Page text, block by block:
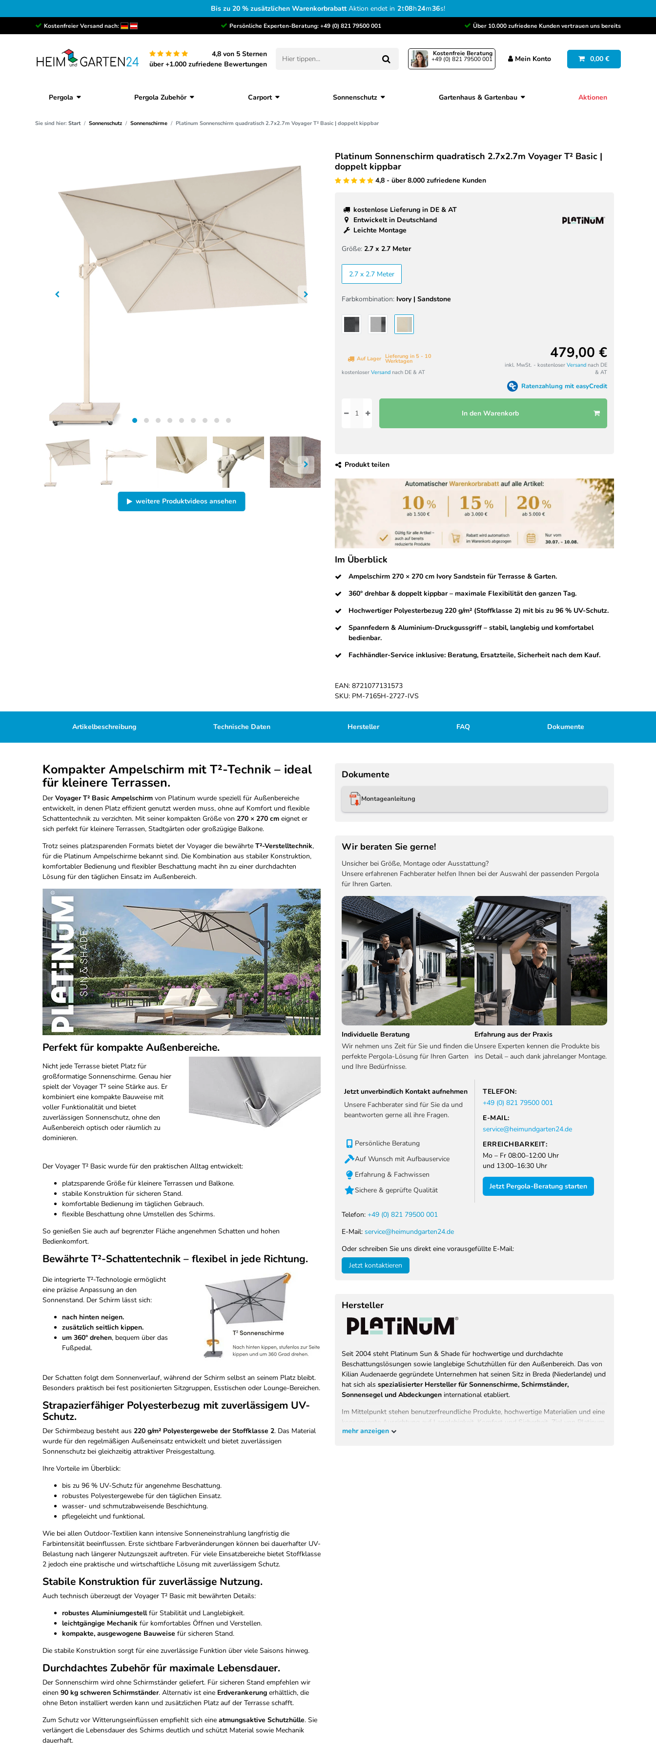
Bis zu 20 % zusätzlichen WarenkorbrabattAktion endet in 2t08h24m35s!
Kostenfreier Versand nach: Persönliche Experten-Beratung:+49 (0) 821 79500 001 Über 10.000 zufriedene Kunden vertrauen uns bereits
4,8 von 5 Sternen
über +1.000 zufriedene Bewertungen
Kostenfreie Beratung
+49 (0) 821 79500 001 Mein Konto 0,00 €
Pergola Pergola Zubehör Carport Sonnenschutz Gartenhaus & Gartenbau Aktionen
Sie sind hier: Start Sonnenschutz Sonnenschirme Platinum Sonnenschirm quadratisch 2.7x2.7m Voyager T² Basic | doppelt kippbar
weitere Produktvideos ansehen
Platinum Sonnenschirm quadratisch 2.7x2.7m Voyager T² Basic |
doppelt kippbar
4,8 - über 8.000 zufriedene Kunden
kostenlose Lieferung in DE & AT
Entwickelt in Deutschland
Leichte Montage
Größe: 2.7 x 2.7 Meter
2.7 x 2.7 Meter
Farbkombination: Ivory | Sandstone
Lieferung in 5 - 10
Werktagen
Auf Lager
kostenloser Versand nach DE & AT
479,00 €
inkl. MwSt. - kostenloser Versand nach DE
& AT
Ratenzahlung mit easyCredit
In den Warenkorb
Produkt teilen
Im Überblick
Ampelschirm 270 × 270 cm Ivory Sandstein für Terrasse & Garten.
360° drehbar & doppelt kippbar – maximale Flexibilität den ganzen Tag.
Hochwertiger Polyesterbezug 220 g/m² (Stoffklasse 2) mit bis zu 96 % UV-Schutz.
Spannfedern & Aluminium-Druckgussgriff – stabil, langlebig und komfortabel
bedienbar.
Fachhändler-Service inklusive: Beratung, Ersatzteile, Sicherheit nach dem Kauf.
EAN: 8721077131573
SKU: PM-7165H-2727-IVS
Artikelbeschreibung Technische Daten Hersteller FAQ Dokumente
Kompakter Ampelschirm mit T²-Technik – ideal
für kleinere Terrassen.
Der Voyager T² Basic Ampelschirm von Platinum wurde speziell für Außenbereiche
entwickelt, in denen Platz effizient genutzt werden muss, ohne auf Komfort und flexible
Schattentechnik zu verzichten. Mit seiner kompakten Größe von 270 × 270 cm eignet er
sich perfekt für kleinere Terrassen, Stadtgärten oder großzügige Balkone.
Trotz seines platzsparenden Formats bietet der Voyager die bewährte T²-Verstelltechnik,
für die Platinum Ampelschirme bekannt sind. Die Kombination aus stabiler Konstruktion,
komfortabler Bedienung und flexibler Beschattung macht ihn zu einer durchdachten
Lösung für den täglichen Einsatz im Außenbereich.
Perfekt für kompakte Außenbereiche.
Nicht jede Terrasse bietet Platz für
großformatige Sonnenschirme. Genau hier
spielt der Voyager T² seine Stärke aus. Er
kombiniert eine kompakte Bauweise mit
voller Funktionalität und bietet
zuverlässigen Sonnenschutz, ohne den
Außenbereich optisch oder räumlich zu
dominieren.
Der Voyager T² Basic wurde für den praktischen Alltag entwickelt:
platzsparende Größe für kleinere Terrassen und Balkone.
stabile Konstruktion für sicheren Stand.
komfortable Bedienung im täglichen Gebrauch.
flexible Beschattung ohne Umstellen des Schirms.
So genießen Sie auch auf begrenzter Fläche angenehmen Schatten und hohen
Bedienkomfort.
Bewährte T²-Schattentechnik – flexibel in jede Richtung.
Die integrierte T²-Technologie ermöglicht
eine präzise Anpassung an den
Sonnenstand. Der Schirm lässt sich:
nach hinten neigen.
zusätzlich seitlich kippen.
um 360° drehen, bequem über das
Fußpedal.
Der Schatten folgt dem Sonnenverlauf, während der Schirm selbst an seinem Platz bleibt.
Besonders praktisch bei fest positionierten Sitzgruppen, Esstischen oder Lounge-Bereichen.
Strapazierfähiger Polyesterbezug mit zuverlässigem UV-
Schutz.
Der Schirmbezug besteht aus 220 g/m² Polyestergewebe der Stoffklasse 2. Das Material
wurde für den regelmäßigen Außeneinsatz entwickelt und bietet zuverlässigen
Sonnenschutz bei gleichzeitig attraktiver Preisgestaltung.
Ihre Vorteile im Überblick:
bis zu 96 % UV-Schutz für angenehme Beschattung.
robustes Polyestergewebe für den täglichen Einsatz.
wasser- und schmutzabweisende Beschichtung.
pflegeleicht und funktional.
Wie bei allen Outdoor-Textilien kann intensive Sonneneinstrahlung langfristig die
Farbintensität beeinflussen. Erste sichtbare Farbveränderungen können bei dauerhafter UV-
Belastung nach längerer Nutzungszeit auftreten. Für viele Einsatzbereiche bietet Stoffklasse
2 jedoch eine praktische und wirtschaftliche Lösung mit zuverlässigem Schutz.
Stabile Konstruktion für zuverlässige Nutzung.
Auch technisch überzeugt der Voyager T² Basic mit bewährten Details:
robustes Aluminiumgestellfür Stabilität und Langlebigkeit.
leichtgängige Mechanik für komfortables Öffnen und Verstellen.
kompakte, ausgewogene Bauweise für sicheren Stand.
Die stabile Konstruktion sorgt für eine zuverlässige Funktion über viele Saisons hinweg.
Durchdachtes Zubehör für maximale Lebensdauer.
Der Sonnenschirm wird ohne Schirmständer geliefert. Für sicheren Stand empfehlen wir
einen 90 kg schweren Schirmständer. Alternativ ist eine Erdverankerung erhältlich, die
ohne Beton installiert werden kann und zusätzlichen Platz auf der Terrasse schafft.
Zum Schutz vor Witterungseinflüssen empfiehlt sich eine atmungsaktive Schutzhülle. Sie
verlängert die Lebensdauer des Schirms deutlich und schützt Material sowie Mechanik
dauerhaft.
Dokumente
Montageanleitung
Wir beraten Sie gerne!
Unsicher bei Größe, Montage oder Ausstattung?
Unsere erfahrenen Fachberater helfen Ihnen bei der Auswahl der passenden Pergola
für Ihren Garten.
Individuelle Beratung
Wir nehmen uns Zeit für Sie und finden die
perfekte Pergola-Lösung für Ihren Garten
und Ihre Bedürfnisse.
Erfahrung aus der Praxis
Unsere Experten kennen die Produkte bis
ins Detail – auch dank jahrelanger Montage.
Jetzt unverbindlich Kontakt aufnehmen
Unsere Fachberater sind für Sie da und
beantworten gerne all ihre Fragen.
Persönliche Beratung
Auf Wunsch mit Aufbauservice
Erfahrung & Fachwissen
Sichere & geprüfte Qualität
TELEFON:
+49 (0) 821 79500 001
E-MAIL:
service@heimundgarten24.de
ERREICHBARKEIT:
Mo – Fr 08:00–12:00 Uhr
und 13:00–16:30 Uhr
Jetzt Pergola-Beratung starten
Telefon: +49 (0) 821 79500 001
E-Mail: service@heimundgarten24.de
Oder schreiben Sie uns direkt eine vorausgefüllte E-Mail:
Jetzt kontaktieren
Hersteller
Seit 2004 steht Platinum Sun & Shade für hochwertige und durchdachte
Beschattungslösungen sowie langlebige Schutzhüllen für den Außenbereich. Das von
Kilian Audenaerde gegründete Unternehmen hat seinen Sitz in Breda (Niederlande) und
hat sich als spezialisierter Hersteller für Sonnenschirme, Schirmständer,
Sonnensegel und Abdeckungen international etabliert.
Im Mittelpunkt stehen benutzerfreundliche Produkte, hochwertige Materialien und eine
konsequente Ausrichtung auf Langlebigkeit, Komfort und Sicherheit. Ziel von Platinum
ist es, Menschen weltweit zu ermöglichen, sonnige Tage im eigenen Garten, auf der
mehr anzeigen